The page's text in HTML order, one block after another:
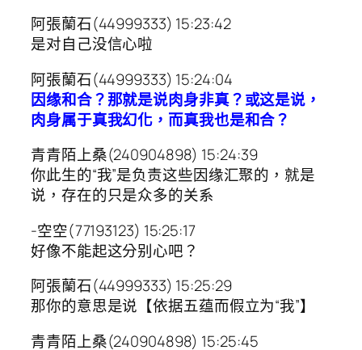
阿張蘭石(44999333) 15:23:42
是对自己没信心啦
阿張蘭石(44999333) 15:24:04
因缘和合？那就是说肉身非真？或这是说，
肉身属于真我幻化，而真我也是和合？
青青陌上桑(240904898) 15:24:39
你此生的“我”是负责这些因缘汇聚的，就是
说，存在的只是众多的关系
-空空(77193123) 15:25:17
好像不能起这分别心吧？
阿張蘭石(44999333) 15:25:29
那你的意思是说【依据五蕴而假立为“我”】
青青陌上桑(240904898) 15:25:45